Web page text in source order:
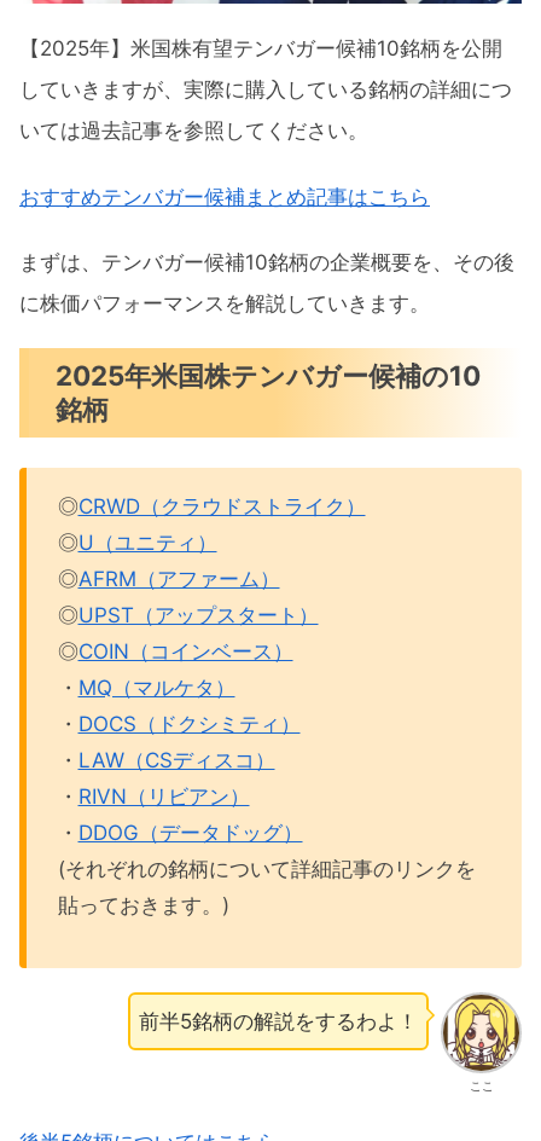
AFRM（アファーム）チャート分析
UPST（アップスタート）チャート分析
COIN（コインベース）チャート分析
2025年5月テンバガー候補のパフォーマン
スまとめ
【2025年】米国株有望テンバガー候補10銘柄を公開
していきますが、実際に購入している銘柄の詳細につ
いては過去記事を参照してください。
おすすめテンバガー候補まとめ記事はこちら
まずは、テンバガー候補10銘柄の企業概要を、その後
に株価パフォーマンスを解説していきます。
2025年米国株テンバガー候補の10
銘柄
◎CRWD（クラウドストライク）
◎U（ユニティ）
◎AFRM（アファーム）
◎UPST（アップスタート）
◎COIN（コインベース）
・ MQ（マルケタ）
・ DOCS（ドクシミティ）
・ LAW（CSディスコ）
・ RIVN（リビアン）
・ DDOG（データドッグ）
(それぞれの銘柄について詳細記事のリンクを
貼っておきます。)
ここ
前半5銘柄の解説をするわよ！